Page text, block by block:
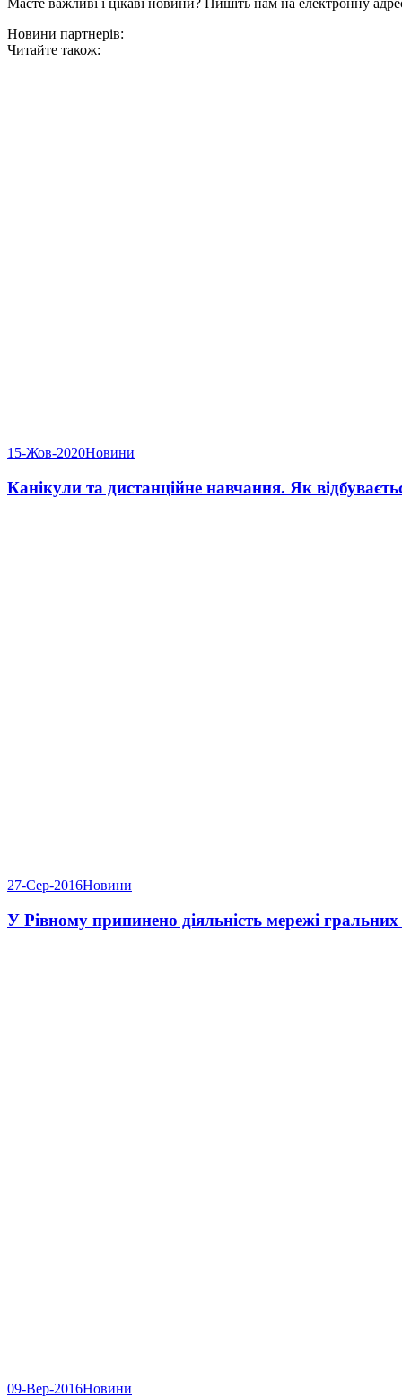
Маєте важливі і цікаві новини? Пишіть нам на електронну
Новини партнерів:
Читайте також:
15-Жов-2020Новини
Канікули та дистанційне навчання. Як
27-Сер-2016Новини
У Рівному припинено діяльність мережі гральних
09-Вер-2016Новини